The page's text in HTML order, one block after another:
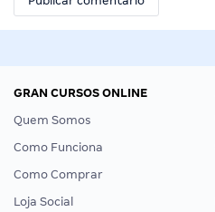
GRAN CURSOS ONLINE
Quem Somos
Como Funciona
Como Comprar
Loja Social